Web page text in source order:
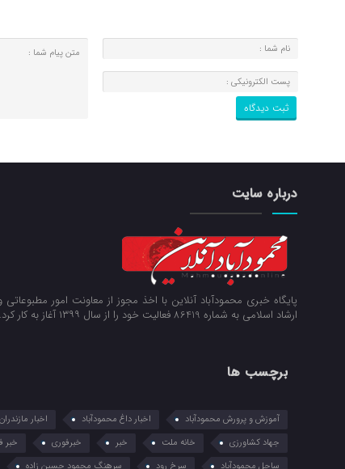
درباره سایت
پایگاه خبری محمودآباد آنلاین با اخذ مجوز از معاونت امور
ارشاد اسلامی به شماره 86419 فعالیت خود را از سال ۱۳۹۹ آغاز به کار کرد.
برچسب ها
آموزش و پرورش محمودآباد اخبار داغ محمودآباد اخبار مازندران
جهاد کشاورزی
خانه ملت خبر خبرفوری خبر
ساحل محمودآباد
سرخ رود سرهنگ محمود حسین زاده